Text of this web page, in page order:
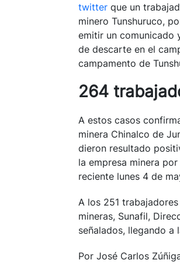
twitter que un
minero Tunshuruco,
emitir un comunicado
de descarte en el
campamento de
264
A estos casos
minera Chinalco de
dieron resultado
la empresa minera
reciente lunes 4 de
A los 251
mineras, Sunafil,
señalados, llegando a
Por José Carlos